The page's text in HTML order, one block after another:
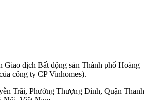
Giao dịch Bất động sản Thành phố Hoàng
công ty CP Vinhomes).
Trãi, Phường Thượng Đình, Quận Thanh